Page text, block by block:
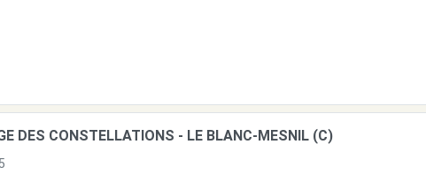
DES CONSTELLATIONS - LE BLANC-MESNIL (C)